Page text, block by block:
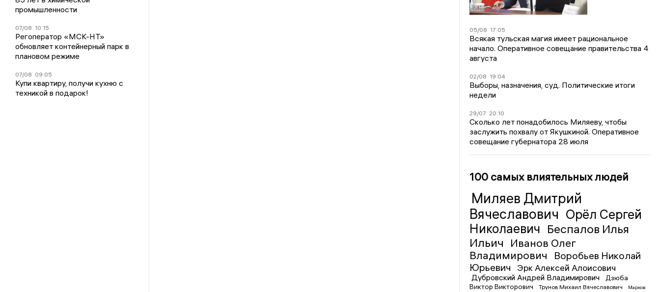
промышленности
07/08 10:15
Регоператор «МСК-НТ»
обновляет контейнерный парк в
плановом режиме
07/08 09:05
Купи квартиру, получи кухню с
техникой в подарок!
05/08 17:05
Всякая тульская магия имеет рациональное
начало. Оперативное совещание правительства 4
августа
02/08 19:04
Выборы, назначения, суд. Политические итоги
недели
29/07 20:10
Сколько лет понадобилось Миляеву, чтобы
заслужить похвалу от Якушкиной. Оперативное
совещание губернатора 28 июля
100 самых влиятельных людей
Миляев Дмитрий
Вячеславович Орёл Сергей
Николаевич Беспалов Илья
Ильич
Иванов Олег
Владимирович
Воробьев Николай
Юрьевич
Эрк Алексей Алоисович
Дубровский Андрей Владимирович
Дзюба
Виктор Викторович
Трунов Михаил Вячеславович
Марков